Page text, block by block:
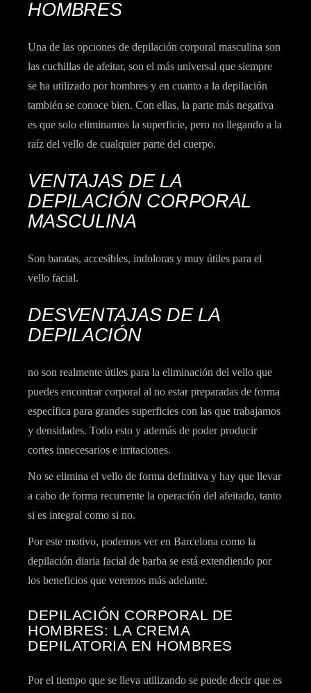
HOMBRES
Una de las opciones de depilación corporal masculina son
las cuchillas de afeitar, son el más universal que siempre
se ha utilizado por hombres y en cuanto a la depilación
también se conoce bien. Con ellas, la parte más negativa
es que solo eliminamos la superficie, pero no llegando a la
raíz del vello de cualquier parte del cuerpo.
VENTAJAS DE LA
DEPILACIÓN CORPORAL
MASCULINA
Sonbaratas, accesibles, indoloras y muy útiles para el
vello facial.
DESVENTAJAS DE LA
DEPILACIÓN
no son realmente útiles para la eliminación del vello que
puedes encontrar corporal al no estar preparadas de forma
específica para grandes superficies con las que trabajamos
y densidades. Todo esto y además de poder producir
cortes innecesarios e irritaciones.
No se elimina el vello de forma definitiva y hay que llevar
a cabo de forma recurrente la operación del afeitado, tanto
si es integral como si no.
Por este motivo, podemos ver en Barcelona como la
depilación diaria facial de barba se está extendiendo por
los beneficios que veremos más adelante.
DEPILACIÓN CORPORAL DE
HOMBRES: LA CREMA
DEPILATORIA EN HOMBRES
Por el tiempo que se lleva utilizando se puede decir que es